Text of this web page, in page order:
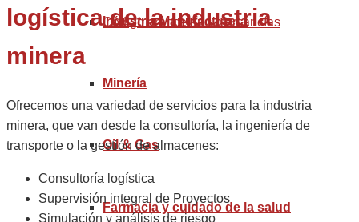
Industria Manufacturera
Minería
Oil & Gas
Farmacia y cuidado de la salud
Código arancelario mercancías
logística de la industria
minera
Ofrecemos una variedad de servicios para la industria
minera, que van desde la consultoría, la ingeniería de
transporte o la gestión de almacenes:
Consultoría logística
Supervisión integral de Proyectos
Simulación y análisis de riesgo